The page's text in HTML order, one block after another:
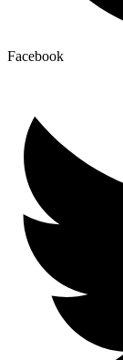
Facebook